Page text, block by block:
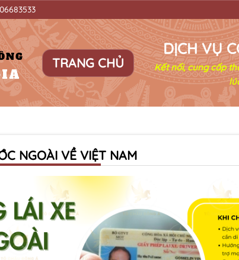
Dịch
TRANG CHỦ
DỊCH VỤ
Kết nối, cung cấp
NGOÀI VỀ VIỆT NAM